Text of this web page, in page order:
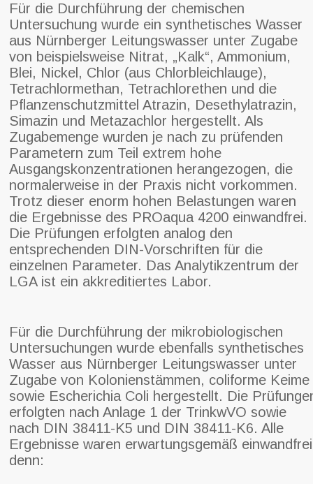
Für die Durchführung der chemischen
Untersuchung wurde ein synthetisches Wasser
aus Nürnberger Leitungswasser unter Zugabe
von beispielsweise Nitrat, „Kalk“, Ammonium,
Blei, Nickel, Chlor (aus Chlorbleichlauge),
Tetrachlormethan, Tetrachlorethen und die
Pflanzenschutzmittel Atrazin, Desethylatrazin,
Simazin und Metazachlor hergestellt. Als
Zugabemenge wurden je nach zu prüfenden
Parametern zum Teil extrem hohe
Ausgangskonzentrationen herangezogen, die
normalerweise in der Praxis nicht vorkommen.
Trotz dieser enorm hohen Belastungen waren
die Ergebnisse des PROaqua 4200 einwandfrei.
Die Prüfungen erfolgten analog den
entsprechenden DIN-Vorschriften für die
einzelnen Parameter. Das Analytikzentrum der
LGA ist ein akkreditiertes Labor.
Für die Durchführung der mikrobiologischen
Untersuchungen wurde ebenfalls synthetisches
Wasser aus Nürnberger Leitungswasser unter
Zugabe von Kolonienstämmen, coliforme Keime
sowie Escherichia Coli hergestellt. Die
erfolgten nach Anlage 1 der TrinkwVO sowie
nach DIN 38411-K5 und DIN 38411-K6. Alle
Ergebnisse waren erwartungsgemäß
denn: